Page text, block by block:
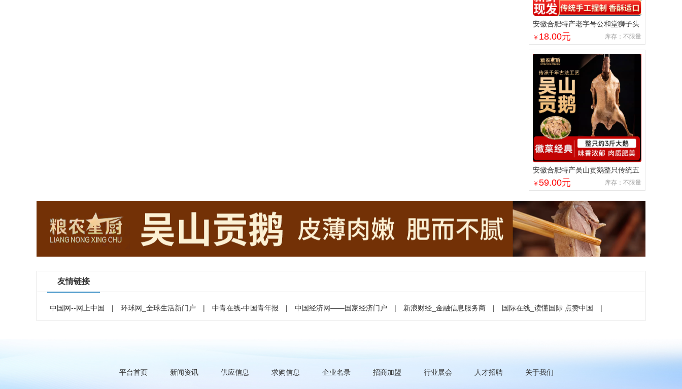
安徽合肥特产老字号公和堂狮子头
麻花酥脆手工制作中式糕点伴手礼
￥ 18.00元 库存：不限量
安徽合肥特产吴山贡鹅整只传统五
香盐水卤味肉类熟食加热即食商用
￥ 59.00元 库存：不限量
友情链接
中国网--网上中国 | 环球网_全球生活新门户 | 中青在线-中国青年报 | 中国经济网——国家经济门户 | 新浪财经_金融信息服务商 | 国际在线_读懂国际 点赞中国 |
平台首页 新闻资讯 供应信息 求购信息 企业名录 招商加盟 行业展会 人才招聘 关于我们